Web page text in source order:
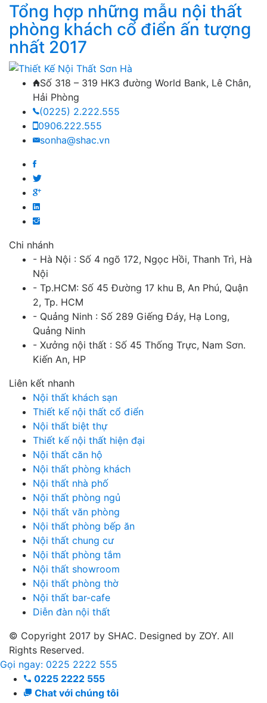
Tổng hợp những mẫu nội thất
phòng khách cổ điển ấn tượng
nhất 2017
Số 318 – 319 HK3 đường World Bank, Lê Chân,
Hải Phòng
(0225) 2.222.555
0906.222.555
sonha@shac.vn
Chi nhánh
- Hà Nội : Số 4 ngõ 172, Ngọc Hồi, Thanh Trì, Hà
Nội
- Tp.HCM: Số 45 Đường 17 khu B, An Phú, Quận
2, Tp. HCM
- Quảng Ninh : Số 289 Giếng Đáy, Hạ Long,
Quảng Ninh
- Xưởng nội thất : Số 45 Thống Trực, Nam Sơn.
Kiến An, HP
Liên kết nhanh
Nội thất khách sạn
Thiết kế nội thất cổ điển
Nội thất biệt thự
Thiết kế nội thất hiện đại
Nội thất căn hộ
Nội thất phòng khách
Nội thất nhà phố
Nội thất phòng ngủ
Nội thất văn phòng
Nội thất phòng bếp ăn
Nội thất chung cư
Nội thất phòng tắm
Nội thất showroom
Nội thất phòng thờ
Nội thất bar-cafe
Diễn đàn nội thất
© Copyright 2017 by SHAC. Designed by ZOY. All
Rights Reserved.
Gọi ngay: 0225 2222 555
0225 2222 555
Chat với chúng tôi